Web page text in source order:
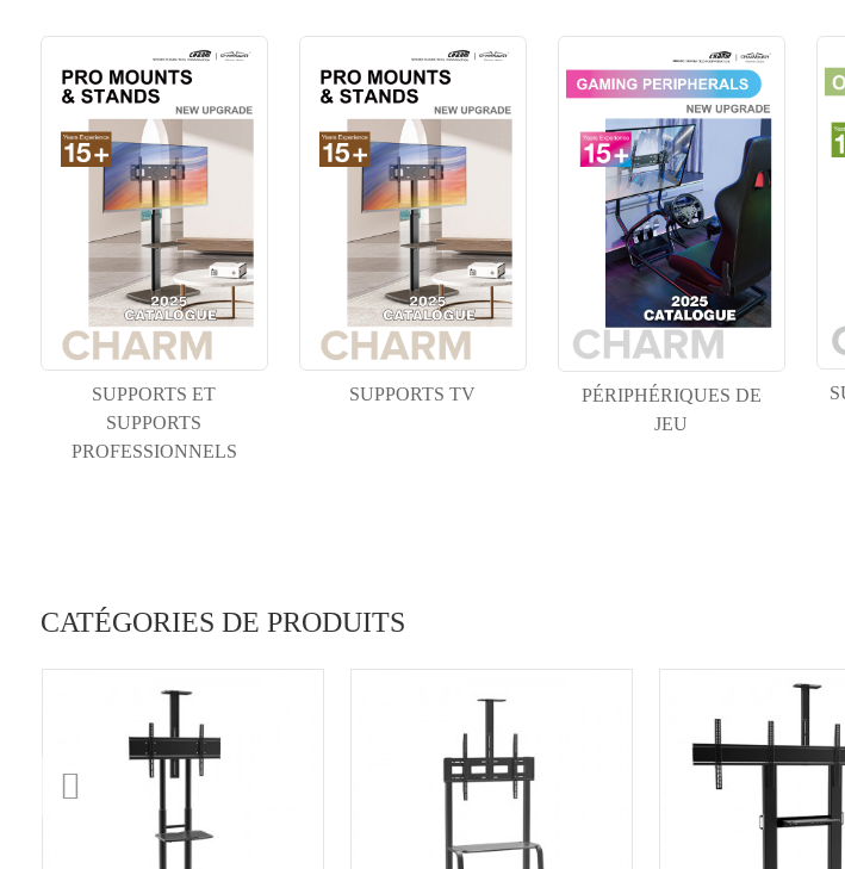
SUPPORTS ET
SUPPORTS
PROFESSIONNELS
SUPPORTS TV
PÉRIPHÉRIQUES DE
JEU
CATÉGORIES DE PRODUITS